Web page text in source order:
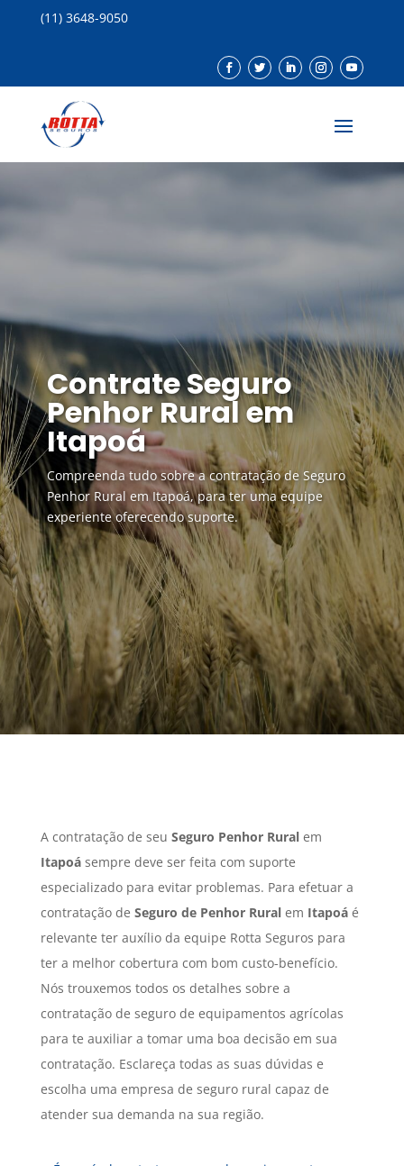
(11) 3648-9050
Contrate Seguro
Penhor Rural em
Itapoá
Compreenda tudo sobre a contratação de Seguro
Penhor Rural em Itapoá, para ter uma equipe
experiente oferecendo suporte.
A contratação de seu Seguro Penhor Ruralem
Itapoásempre deve ser feita com suporte
especializado para evitar problemas. Para efetuar a
contratação de Seguro de Penhor Ruralem Itapoáé
relevante ter auxílio da equipe Rotta Seguros para
ter a melhor cobertura com bom custo-benefício.
Nós trouxemos todos os detalhes sobre a
contratação de seguro de equipamentos agrícolas
para te auxiliar a tomar uma boa decisão em sua
contratação. Esclareça todas as suas dúvidas e
escolha uma empresa de seguro rural capaz de
atender sua demanda na sua região.